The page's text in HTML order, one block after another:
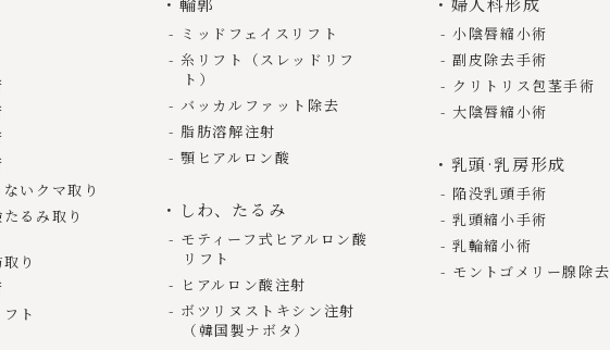
いクマ取り
るみ取り
り
ト
ミッドフェイスリフト
糸リフト（スレッドリフ
ト）
バッカルファット除去
脂肪溶解注射
顎ヒアルロン酸
しわ、たるみ
モティーフ式ヒアルロン酸
リフト
ヒアルロン酸注射
ボツリヌストキシン注射
（韓国製ナボタ）
小陰唇縮小術
副皮除去手術
クリトリス包茎手術
大陰唇縮小術
乳頭·乳房形成
陥没乳頭手術
乳頭縮小手術
乳輪縮小術
モントゴメリー腺除去